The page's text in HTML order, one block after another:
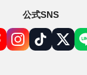
公式SNS